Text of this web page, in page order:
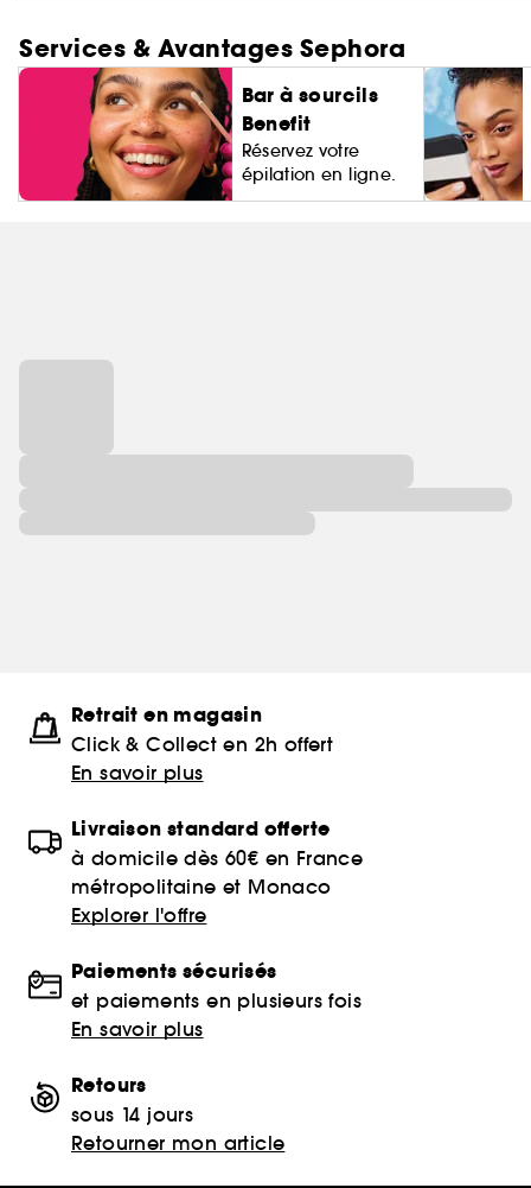
Services & Avantages Sephora
Bar à sourcils
Benefit
Réservez votre
épilation en ligne.
Retrait en magasin
Click & Collect en 2h offert
En savoir plus
Livraison standard offerte
à domicile dès 60€ en France
métropolitaine et Monaco
Explorer l'offre
Paiements sécurisés
et paiements en plusieurs fois
En savoir plus
Retours
sous 14 jours
Retourner mon article